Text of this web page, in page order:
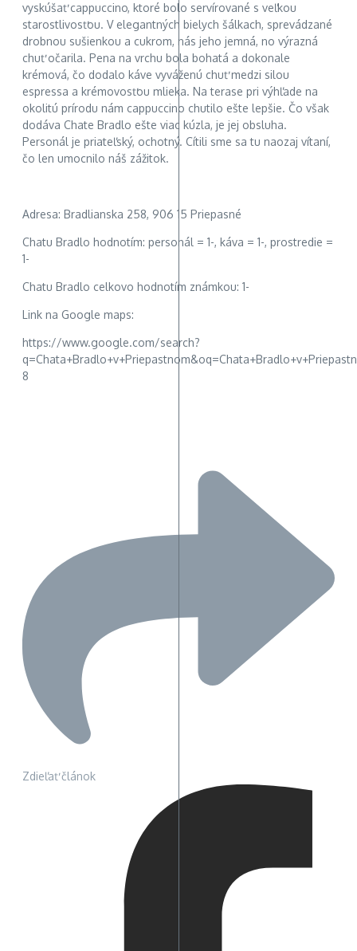
vyskúšať cappuccino, ktoré bolo servírované s veľkou
starostlivosťou. V elegantných bielych šálkach, sprevádzané
drobnou sušienkou a cukrom, nás jeho jemná, no výrazná
chuť očarila. Pena na vrchu bola bohatá a dokonale
krémová, čo dodalo káve vyváženú chuť medzi silou
espressa a krémovosťou mlieka. Na terase pri výhľade na
okolitú prírodu nám cappuccino chutilo ešte lepšie. Čo však
dodáva Chate Bradlo ešte viac kúzla, je jej obsluha.
Personál je priateľský, ochotný. Cítili sme sa tu naozaj vítaní,
čo len umocnilo náš zážitok.
Adresa: Bradlianska 258, 906 15 Priepasné
Chatu Bradlo hodnotím: personál = 1-, káva = 1-, prostredie =
1-
Chatu Bradlo celkovo hodnotím známkou: 1-
Link na Google maps:
https://www.google.com/search?
8
Zdieľať článok